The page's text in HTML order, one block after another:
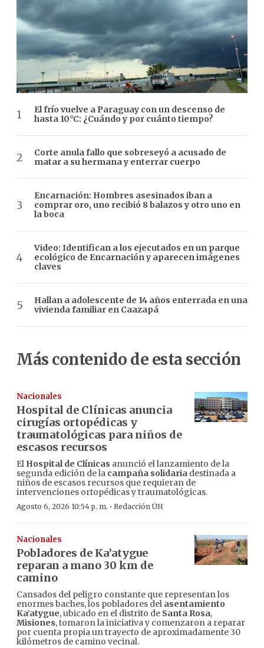
El frío vuelve a Paraguay con un descenso de
hasta 10°C: ¿Cuándo y por cuánto tiempo?
Corte anula fallo que sobreseyó a acusado de
matar a su hermana y enterrar cuerpo
Encarnación: Hombres asesinados iban a
comprar oro, uno recibió 8 balazos y otro uno en
la boca
Video: Identifican a los ejecutados en un parque
ecológico de Encarnación y aparecen imágenes
claves
Hallan a adolescente de 14 años enterrada en una
vivienda familiar en Caazapá
Más contenido de esta sección
Nacionales
Hospital de Clínicas anuncia
cirugías ortopédicas y
traumatológicas para niños de
escasos recursos
El Hospital de Clínicas anunció el lanzamiento de la
segunda edición de la campaña solidaria destinada a
niños de escasos recursos que requieran de
intervenciones ortopédicas y traumatológicas.
Agosto 6, 2026 10:54 p. m. · Redacción ÚH
Nacionales
Pobladores de Ka’atygue
reparan a mano 30 km de
camino
Cansados del peligro constante que representan los
enormes baches, los pobladores del asentamiento
Ka’atygue, ubicado en el distrito de Santa Rosa,
Misiones, tomaron la iniciativa y comenzaron a reparar
por cuenta propia un trayecto de aproximadamente 30
kilómetros de camino vecinal.